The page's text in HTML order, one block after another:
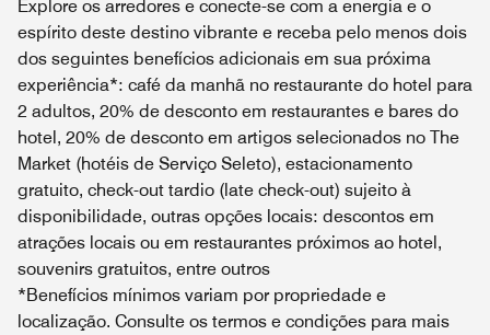
Explore os arredores e conecte-se com a energia e o
espírito deste destino vibrante e receba pelo menos dois
dos seguintes benefícios adicionais em sua próxima
experiência*: café da manhã no restaurante do hotel para
2 adultos, 20% de desconto em restaurantes e bares do
hotel, 20% de desconto em artigos selecionados no The
Market (hotéis de Serviço Seleto), estacionamento
gratuito, check-out tardio (late check-out) sujeito à
disponibilidade, outras opções locais: descontos em
atrações locais ou em restaurantes próximos ao hotel,
souvenirs gratuitos, entre outros
*Benefícios mínimos variam por propriedade e
localização. Consulte os termos e condições para mais